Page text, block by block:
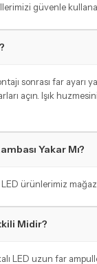
güvenle
sonrası far ayarı
açın. Işık
Yakar Mı?
ürünlerimiz
Midir?
LED uzun far